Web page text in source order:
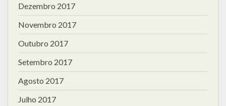
Dezembro 2017
Novembro 2017
Outubro 2017
Setembro 2017
Agosto 2017
Julho 2017